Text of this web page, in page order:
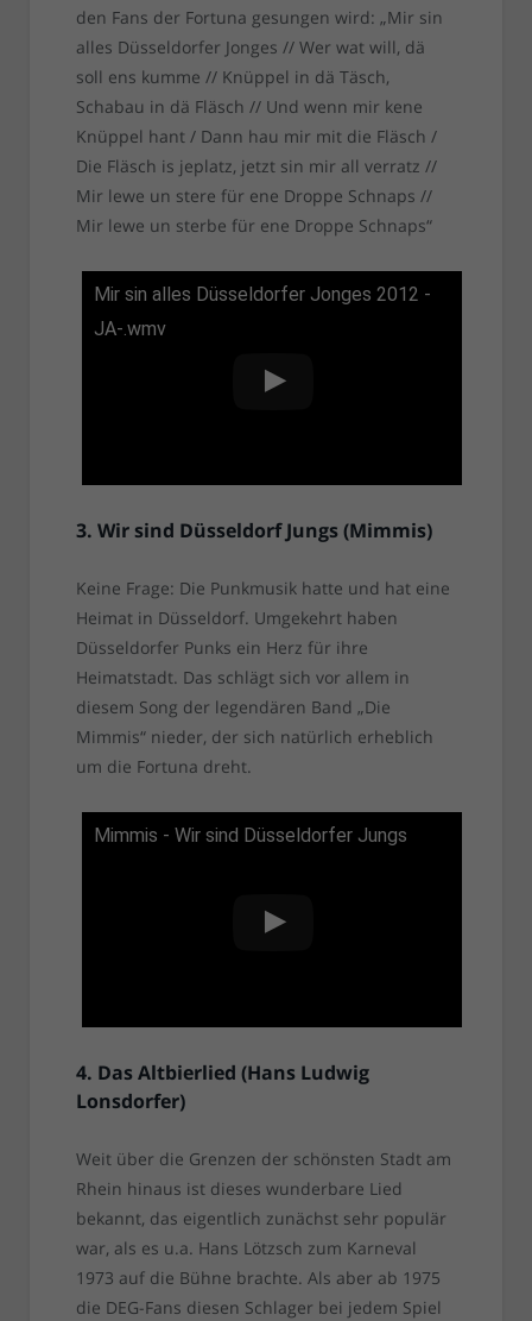
den Fans der Fortuna gesungen wird: „Mir sin
alles Düsseldorfer Jonges // Wer wat will, dä
soll ens kumme // Knüppel in dä Täsch,
Schabau in dä Fläsch // Und wenn mir kene
Knüppel hant / Dann hau mir mit die Fläsch /
Die Fläsch is jeplatz, jetzt sin mir all verratz //
Mir lewe un stere für ene Droppe Schnaps //
Mir lewe un sterbe für ene Droppe Schnaps“
Mir sin alles Düsseldorfer Jonges 2012 -
JA-.wmv
3. Wir sind Düsseldorf Jungs (Mimmis)
Keine Frage: Die Punkmusik hatte und hat eine
Heimat in Düsseldorf. Umgekehrt haben
Düsseldorfer Punks ein Herz für ihre
Heimatstadt. Das schlägt sich vor allem in
diesem Song der legendären Band „Die
Mimmis“ nieder, der sich natürlich erheblich
um die Fortuna dreht.
Mimmis - Wir sind Düsseldorfer Jungs
4. Das Altbierlied (Hans Ludwig
Lonsdorfer)
Weit über die Grenzen der schönsten Stadt am
Rhein hinaus ist dieses wunderbare Lied
bekannt, das eigentlich zunächst sehr populär
war, als es u.a. Hans Lötzsch zum Karneval
1973 auf die Bühne brachte. Als aber ab 1975
die DEG-Fans diesen Schlager bei jedem Spiel